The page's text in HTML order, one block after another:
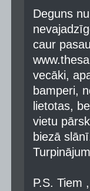
Deguns
caur
vecāki,
bamperi,
lietotas,
vietu
biezā
P.S. Tiem